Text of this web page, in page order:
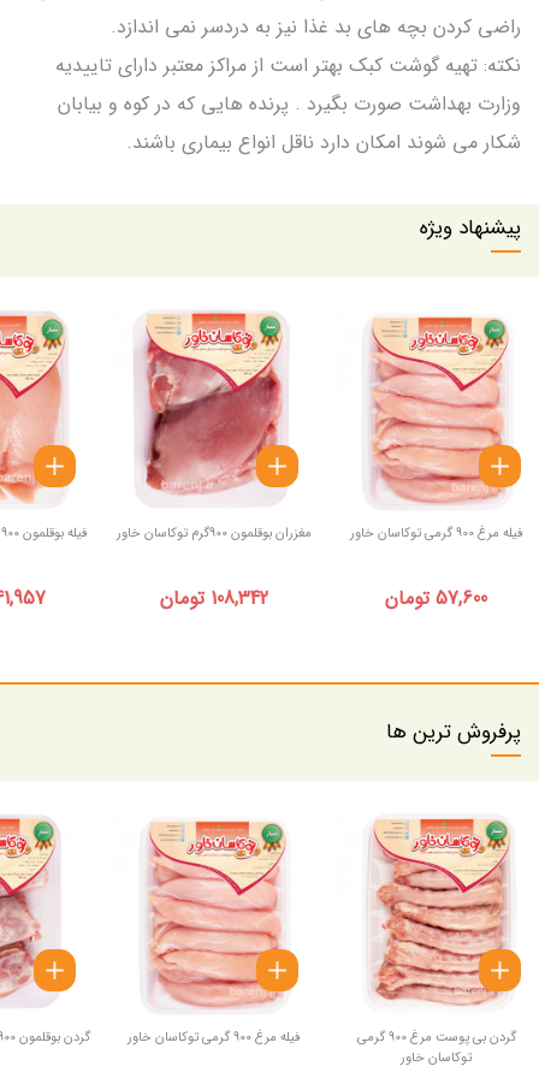
راضی کردن بچه های بد غذا نیز به دردسر نمی اندازد.
نکته: تهیه گوشت کبک بهتر است از مراکز معتبر دارای تاییدیه
وزارت بهداشت صورت بگیرد . پرنده هایی که در کوه و بیابان
شکار می شوند امکان دارد ناقل انواع بیماری باشند.
پیشنهاد ویژه
فیله مرغ 900 گرمی توکاسان خاور
57,600 تومان
مغزران بوقلمون 900گرم توکاسان خاور
108,342 تومان
فیله بوقلمون 900 گرمی توکاسان خاور
141,957
پرفروش ترین ها
گردن بی پوست مرغ 900 گرمی
توکاسان خاور
فیله مرغ 900 گرمی توکاسان خاور گردن بوقلمون 900 گرمی توکاسان خاور